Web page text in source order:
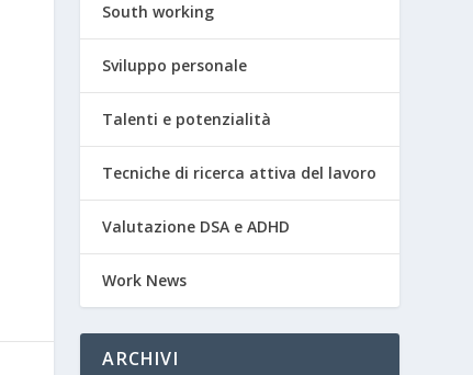
South working
Sviluppo personale
Talenti e potenzialità
Tecniche di ricerca attiva del lavoro
Valutazione DSA e ADHD
Work News
ARCHIVI